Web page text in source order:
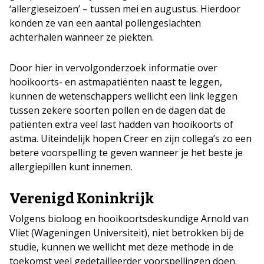
‘allergieseizoen’ – tussen mei en augustus. Hierdoor
konden ze van een aantal pollengeslachten
achterhalen wanneer ze piekten.
Door hier in vervolgonderzoek informatie over
hooikoorts- en astmapatiënten naast te leggen,
kunnen de wetenschappers wellicht een link leggen
tussen zekere soorten pollen en de dagen dat de
patiënten extra veel last hadden van hooikoorts of
astma. Uiteindelijk hopen Creer en zijn collega’s zo een
betere voorspelling te geven wanneer je het beste je
allergiepillen kunt innemen.
Verenigd Koninkrijk
Volgens bioloog en hooikoortsdeskundige Arnold van
Vliet (Wageningen Universiteit), niet betrokken bij de
studie, kunnen we wellicht met deze methode in de
toekomst veel gedetailleerder voorspellingen doen.